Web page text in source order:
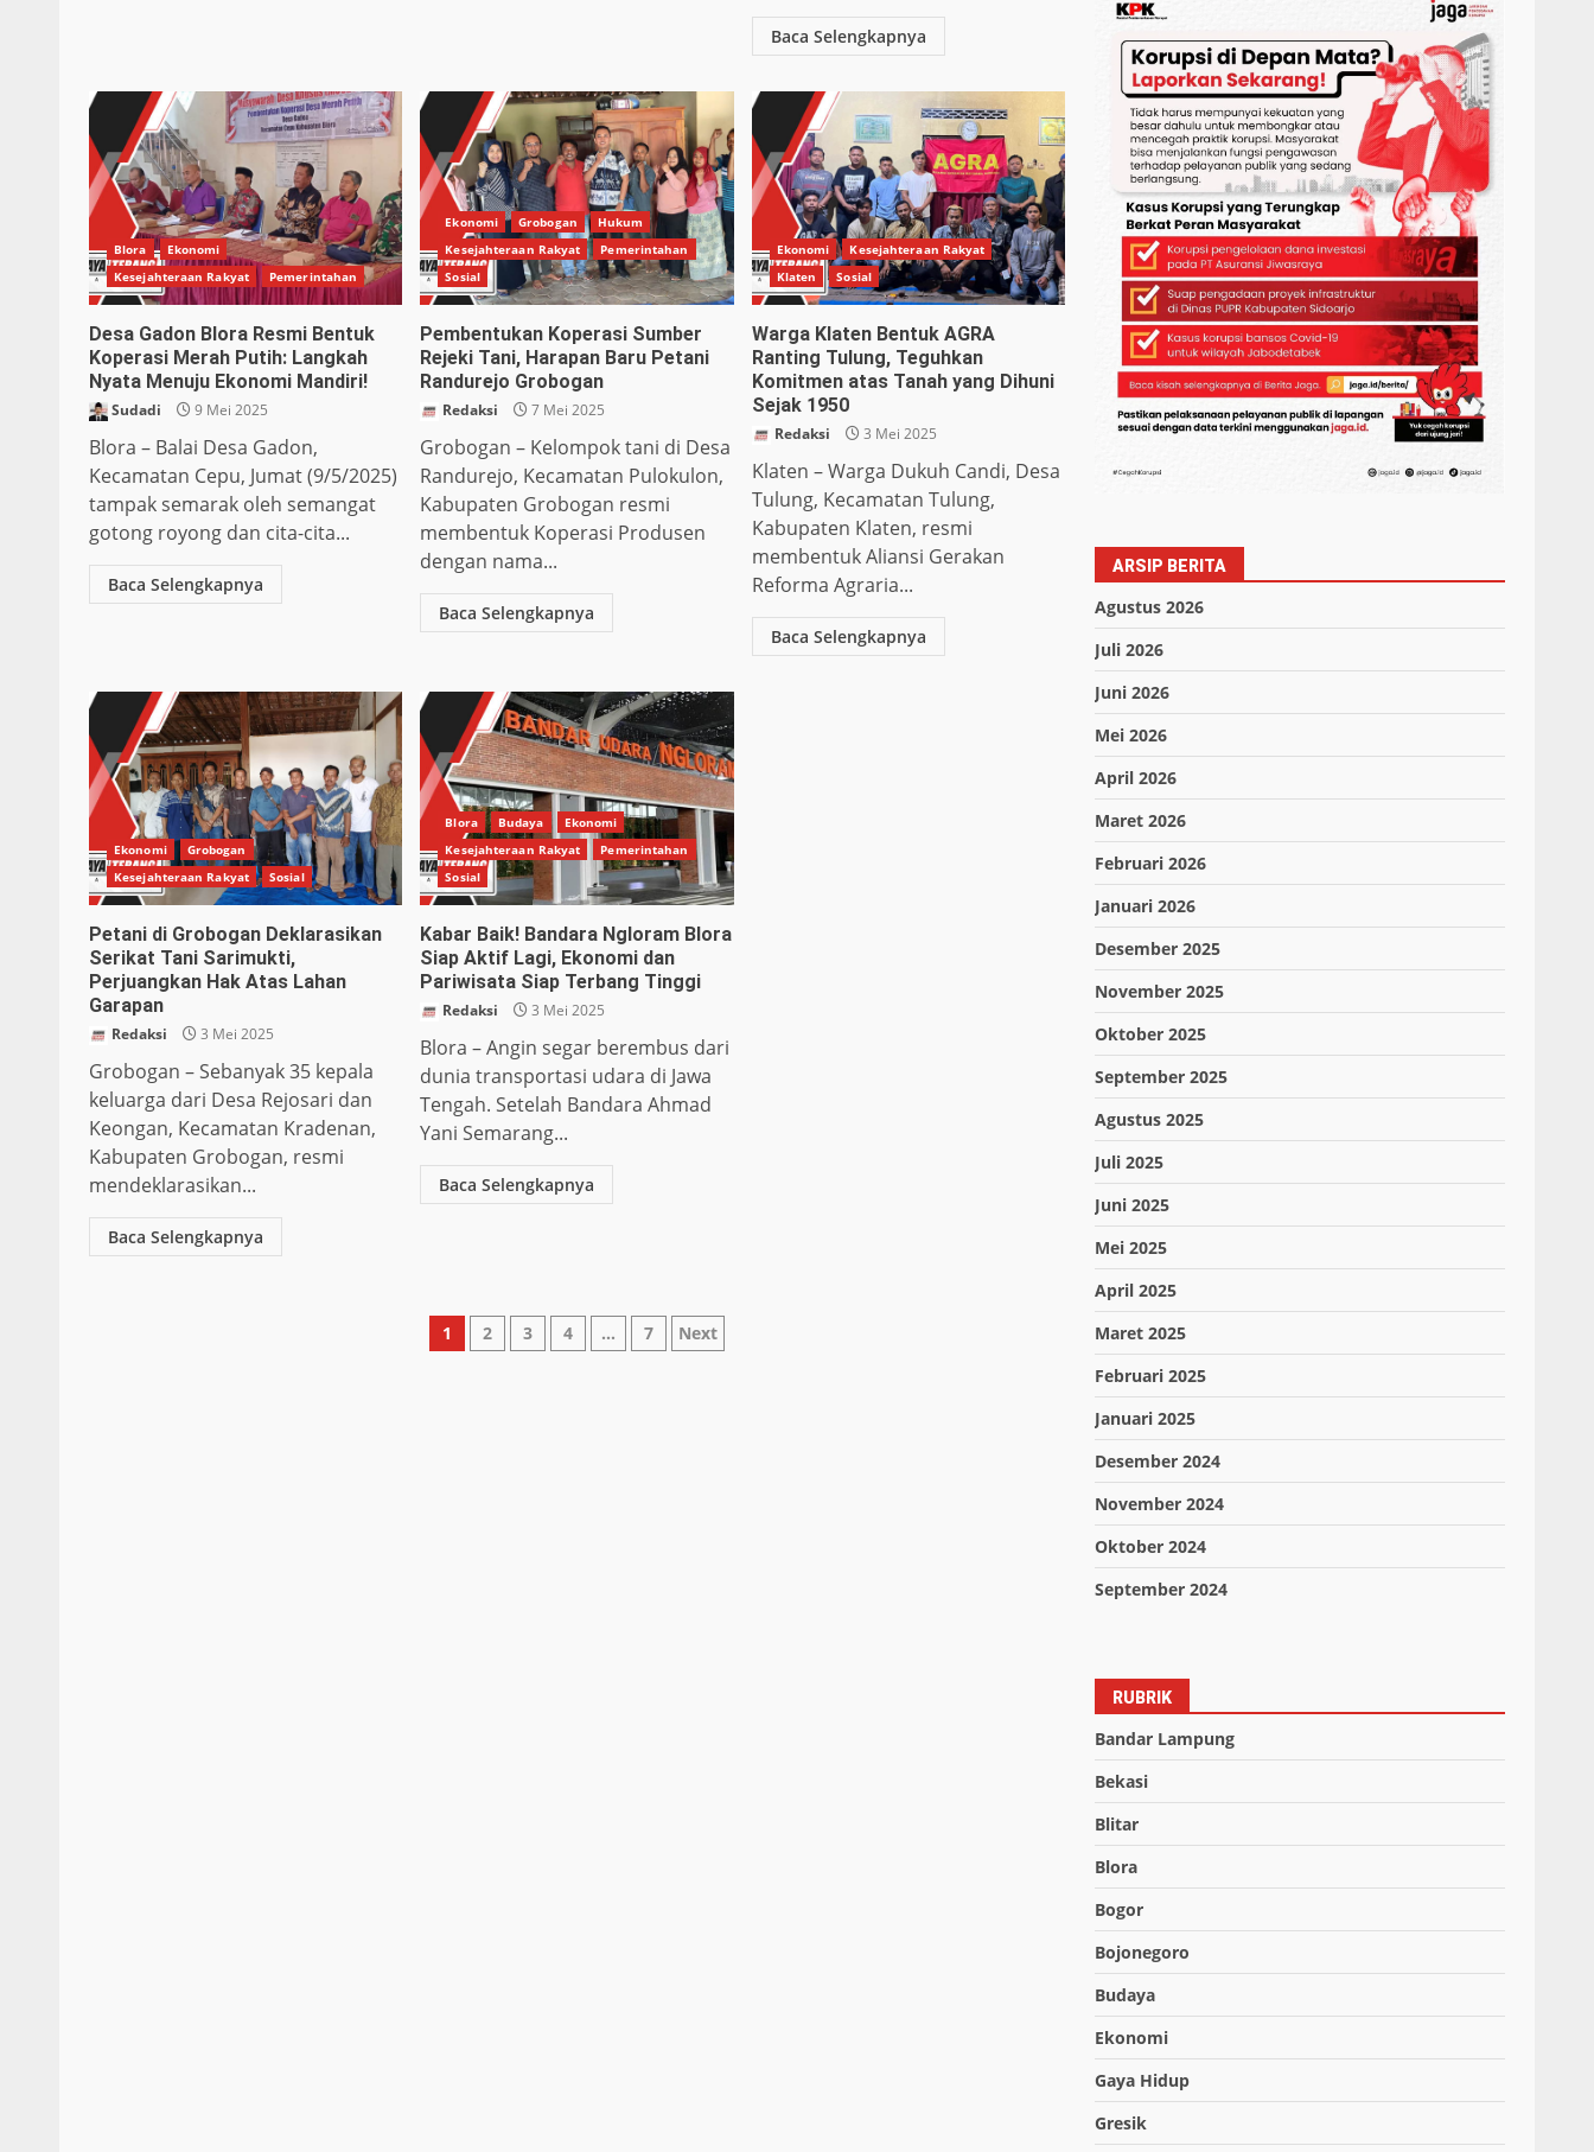
Baca Selengkapnya
Blora
Ekonomi
Kesejahteraan Rakyat
Pemerintahan
Desa Gadon Blora Resmi Bentuk
Koperasi Merah Putih: Langkah
Nyata Menuju Ekonomi Mandiri!
Sudadi 9 Mei 2025
Blora – Balai Desa Gadon,
Kecamatan Cepu, Jumat (9/5/2025)
tampak semarak oleh semangat
gotong royong dan cita-cita...
Baca Selengkapnya
Ekonomi Grobogan
Hukum
Kesejahteraan Rakyat
Pemerintahan
Sosial
Pembentukan Koperasi Sumber
Rejeki Tani, Harapan Baru Petani
Randurejo Grobogan
Redaksi 7 Mei 2025
Grobogan – Kelompok tani di Desa
Randurejo, Kecamatan Pulokulon,
Kabupaten Grobogan resmi
membentuk Koperasi Produsen
dengan nama...
Baca Selengkapnya
Ekonomi
Kesejahteraan Rakyat
Klaten
Sosial
Warga Klaten Bentuk AGRA
Ranting Tulung, Teguhkan
Komitmen atas Tanah yang Dihuni
Sejak 1950
Redaksi 3 Mei 2025
Klaten – Warga Dukuh Candi, Desa
Tulung, Kecamatan Tulung,
Kabupaten Klaten, resmi
membentuk Aliansi Gerakan
Reforma Agraria...
Baca Selengkapnya
Ekonomi
Grobogan
Kesejahteraan Rakyat
Sosial
Petani di Grobogan Deklarasikan
Serikat Tani Sarimukti,
Perjuangkan Hak Atas Lahan
Garapan
Redaksi 3 Mei 2025
Grobogan – Sebanyak 35 kepala
keluarga dari Desa Rejosari dan
Keongan, Kecamatan Kradenan,
Kabupaten Grobogan, resmi
mendeklarasikan...
Baca Selengkapnya
Blora Budaya
Ekonomi
Kesejahteraan Rakyat
Pemerintahan
Sosial
Kabar Baik! Bandara Ngloram Blora
Siap Aktif Lagi, Ekonomi dan
Pariwisata Siap Terbang Tinggi
Redaksi 3 Mei 2025
Blora – Angin segar berembus dari
dunia transportasi udara di Jawa
Tengah. Setelah Bandara Ahmad
Yani Semarang...
Baca Selengkapnya
Paginasi
1 2 3 4 … 7 Next
ARSIP BERITA
Agustus 2026
Juli 2026
Juni 2026
Mei 2026
April 2026
Maret 2026
Februari 2026
Januari 2026
Desember 2025
November 2025
Oktober 2025
September 2025
Agustus 2025
Juli 2025
Juni 2025
Mei 2025
April 2025
Maret 2025
Februari 2025
Januari 2025
Desember 2024
November 2024
Oktober 2024
September 2024
RUBRIK
Bandar Lampung
Bekasi
Blitar
Blora
Bogor
Bojonegoro
Budaya
Ekonomi
Gaya Hidup
Gresik